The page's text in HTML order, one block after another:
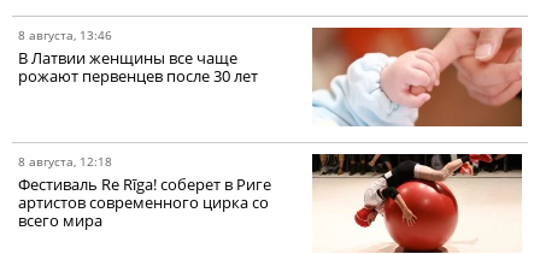
8 августа, 13:46
В Латвии женщины все чаще
рожают первенцев после 30 лет
8 августа, 12:18
Фестиваль Re Rīga! соберет в Риге
артистов современного цирка со
всего мира